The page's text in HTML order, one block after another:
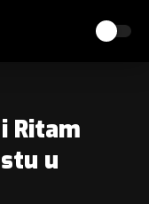
Ritam
u